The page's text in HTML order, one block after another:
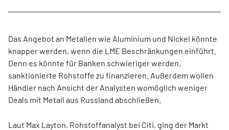
Das Angebot an Metallen wie Aluminium und Nickel könnte
knapper werden, wenn die LME Beschränkungen einführt.
Denn es könnte für Banken schwieriger werden,
sanktionierte Rohstoffe zu finanzieren. Außerdem wollen
Händler nach Ansicht der Analysten womöglich weniger
Deals mit Metall aus Russland abschließen.
Laut Max Layton, Rohstoffanalyst bei Citi, ging der Markt